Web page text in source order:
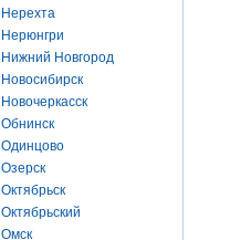
Нерехта
Нерюнгри
Нижний Новгород
Новосибирск
Новочеркасск
Обнинск
Одинцово
Озерск
Октябрьск
Октябрьский
Омск